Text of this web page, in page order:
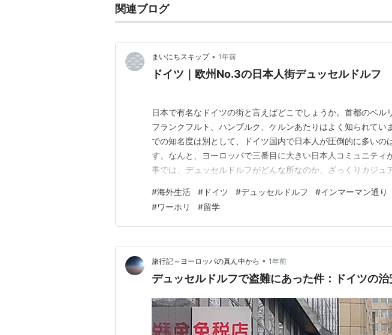
関連ブログ
まいにちスキップ • 1年前
ドイツ｜欧州No.3の日本人街デュッセルドルフ
日本で有名なドイツの街と言えばどこでしょうか。首都のベル
フランクフルト、ハンブルク、ケルンあたりはよく知られてい
での知名度は別として、ドイツ国内で日本人が圧倒的に多いの
す。なんと、ヨーロッパで三番目に大きい日本人コミュニティ
事では、デュッセルドルフがどんな所なのか、ざっくりカジュ
はメインとなる駅。 ドイツの鉄道駅はショップに乏しいことが
はお店が比較的充実しています。駅前はオリエンタルな風貌の…
#海外生活 # ドイツ #デュッセルドルフ #インマーマン通り
#ワーホリ #留学
旅行記～ヨーロッパの真ん中から • 1年前
デュッセルドルフで盗難にあった件：ドイツの